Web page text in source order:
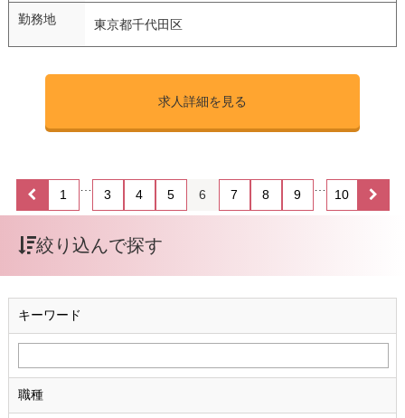
勤務地 東京都千代田区
求人詳細を見る
1 3 4 5 6 7 8 9 10
絞り込んで探す
キーワード
職種